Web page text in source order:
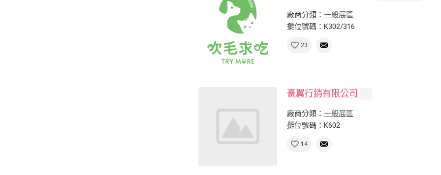
廠商分類：一般展區
攤位號碼：K302/316
23
豪翼行銷有限公司
廠商分類：一般展區
攤位號碼：K602
14